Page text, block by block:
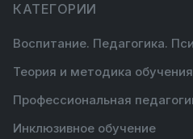
КАТЕГОРИИ
Воспитание. Педагогика.
Теория и методика обучения
Профессиональная
Инклюзивное обучение